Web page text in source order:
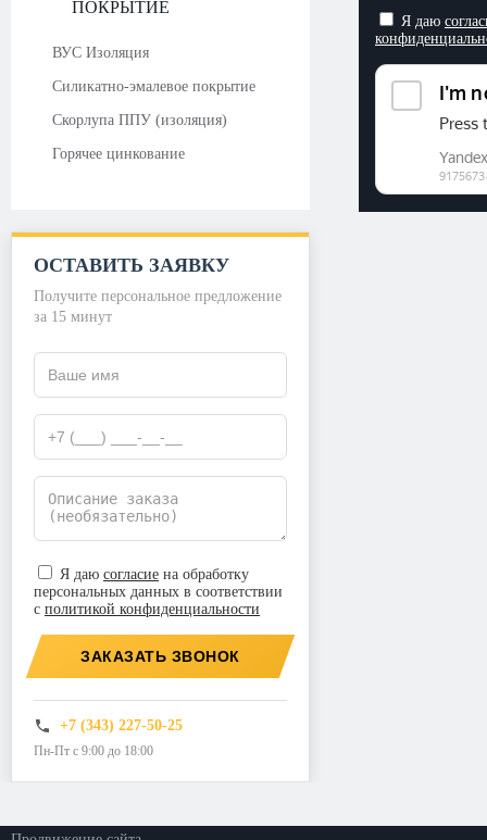
ПОКРЫТИЕ
ВУС Изоляция
Силикатно-эмалевое покрытие
Скорлупа ППУ (изоляция)
Горячее цинкование
ОСТАВИТЬ ЗАЯВКУ
Получите персональное предложение
за 15 минут
Я даю согласие на обработку
персональных данных в соответствии
с политикой конфиденциальности
ЗАКАЗАТЬ ЗВОНОК
+7 (343) 227-50-25
Пн-Пт с 9:00 до 18:00
Я даю
©2026. ООО «Прогресс»
Все права защищены